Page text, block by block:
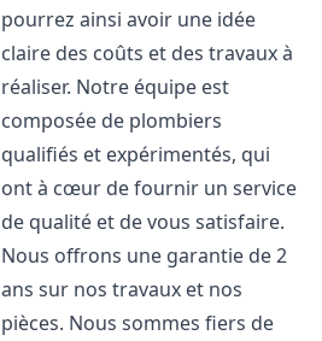
pourrez ainsi avoir une idée
claire des coûts et des travaux à
réaliser. Notre équipe est
composée de plombiers
qualifiés et expérimentés, qui
ont à cœur de fournir un service
de qualité et de vous satisfaire.
Nous offrons une garantie de 2
ans sur nos travaux et nos
pièces. Nous sommes fiers de